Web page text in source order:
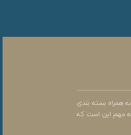
همراه بسته بندی
مهم این است که